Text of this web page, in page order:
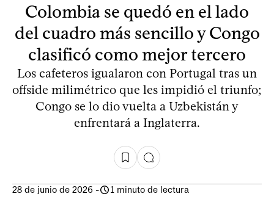
Colombia se quedó en el lado
del cuadro más sencillo y Congo
clasificó como mejor tercero
Los cafeteros igualaron con Portugal tras un
offside milimétrico que les impidió el triunfo;
Congo se lo dio vuelta a Uzbekistán y
enfrentará a Inglaterra.
28 de junio de 2026 - 1 minuto de lectura